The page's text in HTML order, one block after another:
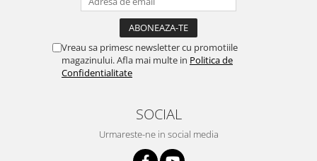
Vreau sa primesc newsletter cu promotiile
magazinului. Afla mai multe in Politica de
Confidentialitate
SOCIAL
Urmareste-ne in social media